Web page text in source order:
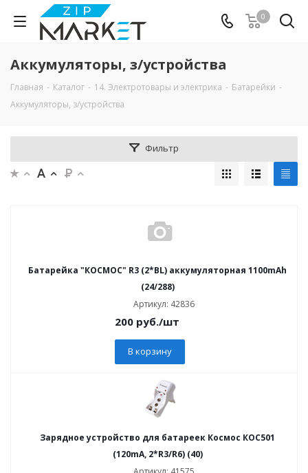
0
Аккумуляторы, з/устройства
Главная - Каталог - 14. Электротовары и электрика - Батарейки -
Аккумуляторы, з/устройства
Фильтр
Батарейка "КОСМОС" R3 (2*BL) аккумуляторная 1100mAh
(24/288)
Артикул: 42836
200 руб./шт
В корзину
Зарядное устройство для батареек Космос КОС501
(120mA, 2*R3/R6) (40)